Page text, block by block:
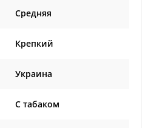
Средняя
Крепкий
Украина
C табаком